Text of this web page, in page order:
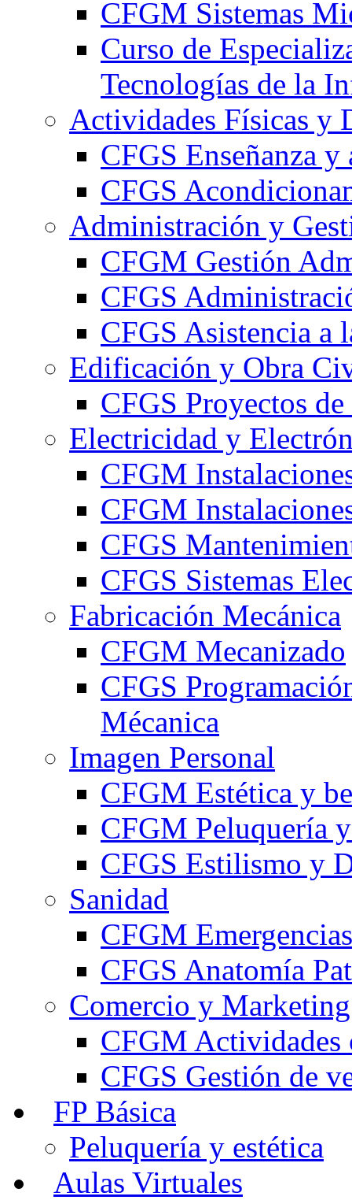
CFGM Sistemas
Curso de
Tecnologías de la
Actividades Físicas y
CFGS Enseñanza
CFGS
Administración y
CFGM Gestión
CFGS
CFGS Asistencia a
Edificación y Obra
CFGS Proyectos
Electricidad y
CFGM
CFGM
CFGS
CFGS Sistemas
Fabricación Mecánica
CFGM Mecanizado
CFGS
Mécanica
Imagen Personal
CFGM Estética y
CFGM Peluquería
CFGS Estilismo y
Sanidad
CFGM
CFGS Anatomía
Comercio y Marketing
CFGM Actividades
CFGS Gestión de
FP Básica
Peluquería y estética
Aulas Virtuales